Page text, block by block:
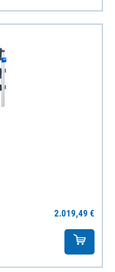
2.019,49 €